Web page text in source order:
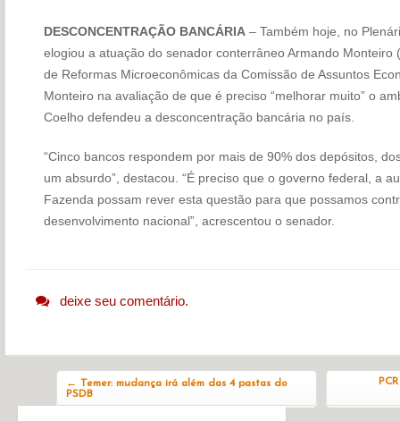
DESCONCENTRAÇÃO BANCÁRIA– Também hoje, no
elogiou a atuação do senador conterrâneo Armando Monteiro
de Reformas Microeconômicas da Comissão de Assuntos
Monteiro na avaliação de que é preciso “melhorar muito” o
Coelho defendeu a desconcentração bancária no país.
“Cinco bancos respondem por mais de 90% dos depósitos,
um absurdo”, destacou. “É preciso que o governo federal, a
Fazenda possam rever esta questão para que possamos
desenvolvimento nacional”, acrescentou o senador.
deixe seu comentário.
← Temer: mudança irá além das 4 pastas do
PSDB